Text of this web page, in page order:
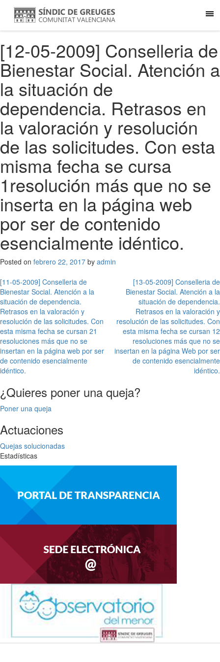
[12-05-2009] Conselleria de
Bienestar Social. Atención a
la situación de
dependencia. Retrasos en
la valoración y resolución
de las solicitudes. Con esta
misma fecha se cursa
1resolución más que no se
inserta en la página web
por ser de contenido
esencialmente idéntico.
Posted on febrero 22, 2017 by admin
Navegación
de
entradas
[11-05-2009] Conselleria de
Bienestar Social. Atención a la
situación de dependencia.
Retrasos en la valoración y
resolución de las solicitudes. Con
esta misma fecha se cursan 21
resoluciones más que no se
insertan en la página web por ser
de contenido esencialmente
idéntico.
[13-05-2009] Conselleria de
Bienestar Social. Atención a la
situación de dependencia.
Retrasos en la valoración y
resolución de las solicitudes. Con
esta misma fecha se cursan 12
resoluciones más que no se
insertan en la página Web por ser
de contenido esencialmente
idéntico.
¿Quieres poner una queja?
Poner una queja
Actuaciones
Quejas solucionadas
Estadísticas